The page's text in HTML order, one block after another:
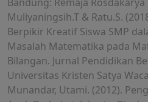
Muliyaningsih.T & Ratu.S.
Berpikir Kreatif Siswa SMP
Masalah Matematika pada
Bilangan. Jurnal Pendidikan
Universitas Kristen Satya
Munandar, Utami. (2012).